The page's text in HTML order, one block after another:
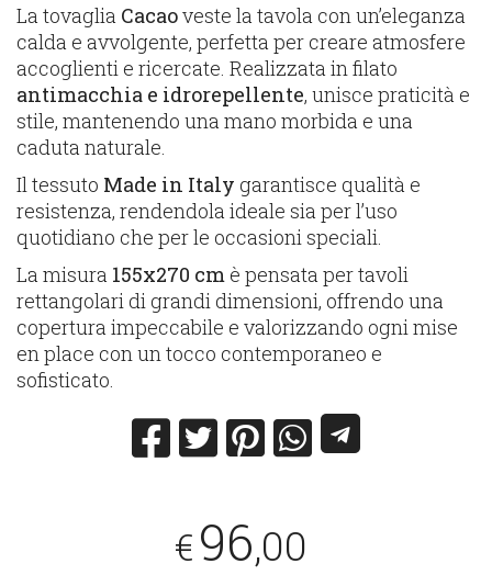
La tovaglia Cacaoveste la tavola con un’eleganza
calda e avvolgente, perfetta per creare atmosfere
accoglienti e ricercate. Realizzata in filato
antimacchia e idrorepellente, unisce praticità e
stile, mantenendo una mano morbida e una
caduta naturale.
Il tessuto Made in Italy garantisce qualità e
resistenza, rendendola ideale sia per l’uso
quotidiano che per le occasioni speciali.
La misura 155x270 cm è pensata per tavoli
rettangolari di grandi dimensioni, offrendo una
copertura impeccabile e valorizzando ogni mise
en place con un tocco contemporaneo e
sofisticato.
€96,00